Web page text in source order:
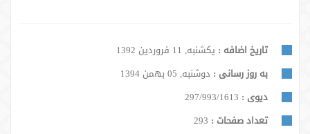
تاریخ اضافه : یکشنبه, 11 فروردین 1392
به روز رسانی : دوشنبه, 05 بهمن 1394
دیوی : 297/993/1613
تعداد صفحات :